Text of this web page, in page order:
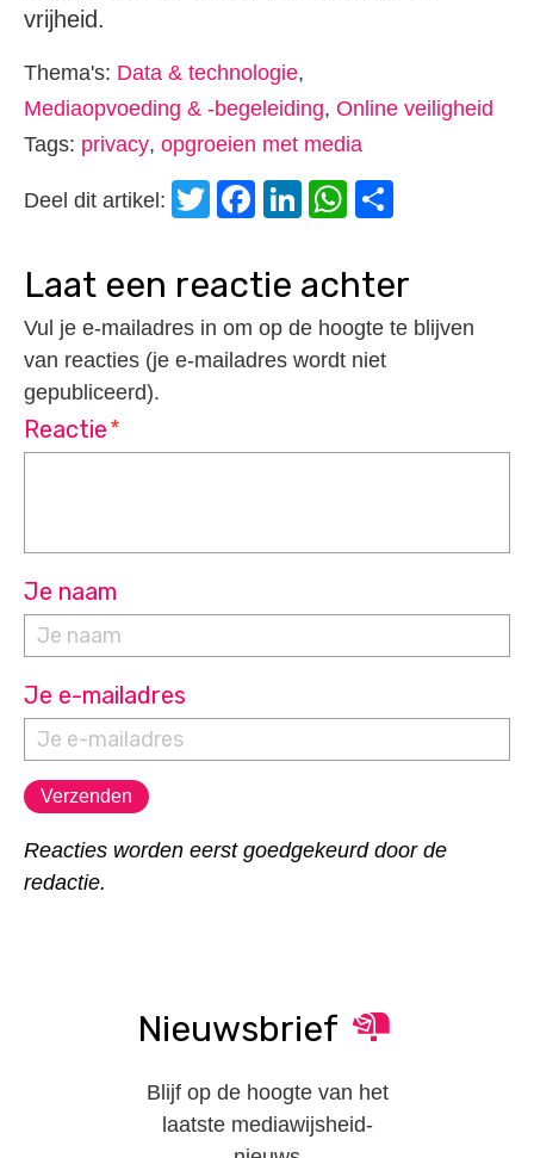
vrijheid.
Thema's: Data & technologie,
Mediaopvoeding & -begeleiding, Online veiligheid
Tags: privacy, opgroeien met media
Deel dit artikel: Twitter
Facebook
LinkedIn
WhatsApp
laat een reactie achter
Vul je e-mailadres in om op de hoogte te blijven
van reacties (je e-mailadres wordt niet
gepubliceerd).
Reactie*
Je naam
Je e-mailadres
Reacties worden eerst goedgekeurd door de
redactie.
Nieuwsbrief
Blijf op de hoogte van het
laatste mediawijsheid-